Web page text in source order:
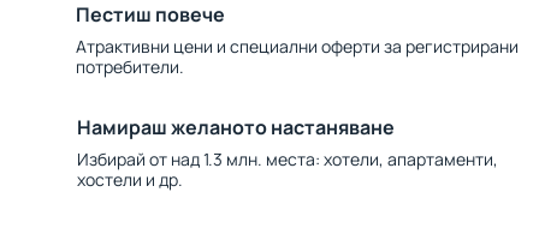
Пестиш повече
Атрактивни цени и специални оферти за регистрирани
потребители.
Намираш желаното настаняване
Избирай от над 1.3 млн. места: хотели, апартаменти,
хостели и др.